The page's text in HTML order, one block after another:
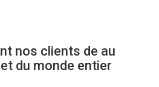
nos clients de au
du monde entier